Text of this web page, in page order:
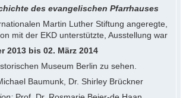
des evangelischen Pfarrhauses
Martin Luther Stiftung angeregte,
mit der EKD unterstützte, Ausstellung war
2013 bis 02. März 2014
Museum Berlin zu sehen.
Baumunk, Dr. Shirley Brückner